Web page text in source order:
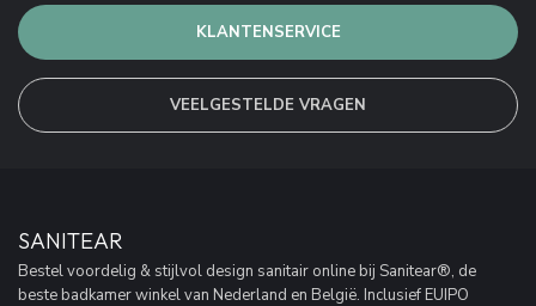
KLANTENSERVICE
VEELGESTELDE VRAGEN
SANITEAR
Bestel voordelig & stijlvol design sanitair online bij Sanitear®, de
beste badkamer winkel van Nederland en België. Inclusief EUIPO